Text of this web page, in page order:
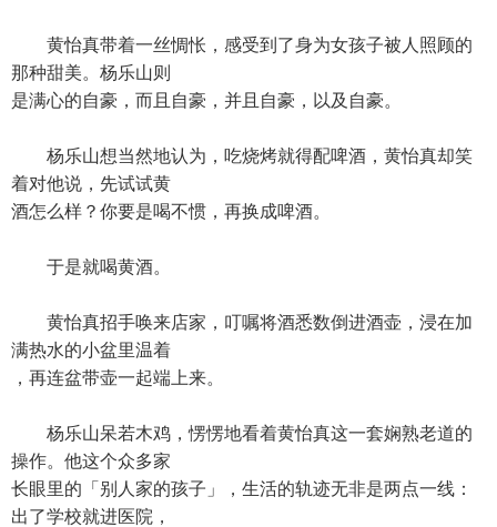
黄怡真带着一丝惆怅，感受到了身为女孩子被人照顾的
那种甜美。杨乐山则
是满心的自豪，而且自豪，并且自豪，以及自豪。
杨乐山想当然地认为，吃烧烤就得配啤酒，黄怡真却笑
着对他说，先试试黄
酒怎么样？你要是喝不惯，再换成啤酒。
于是就喝黄酒。
黄怡真招手唤来店家，叮嘱将酒悉数倒进酒壶，浸在加
满热水的小盆里温着
，再连盆带壶一起端上来。
杨乐山呆若木鸡，愣愣地看着黄怡真这一套娴熟老道的
操作。他这个众多家
长眼里的「别人家的孩子」，生活的轨迹无非是两点一线：
出了学校就进医院，